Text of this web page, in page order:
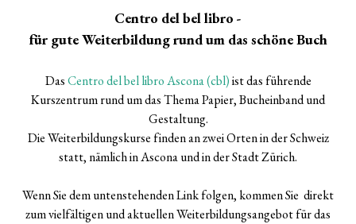
Centro del bel libro -
für gute Weiterbildung rund um das schöne Buch
DasCentro del bel libro Ascona (cbl)ist das führende
Kurszentrum rund um das Thema Papier, Bucheinband und
Gestaltung.
Die Weiterbildungskurse finden an zwei Orten in der Schweiz
statt, nämlich in Ascona und in der Stadt Zürich.
Wenn Sie dem untenstehenden Link folgen, kommen Sie direkt
zum vielfältigen und aktuellen Weiterbildungsangebot für das